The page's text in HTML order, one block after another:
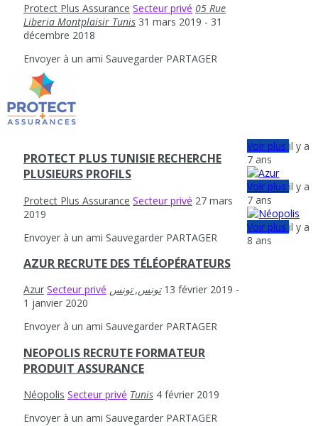
Protect Plus Assurance Secteur privé 05 Rue
Liberia Montplaisir Tunis 31 mars 2019 - 31
décembre 2018
Envoyer à un ami Sauvegarder PARTAGER
PROTECT PLUS TUNISIE RECHERCHE
PLUSIEURS PROFILS
Protect Plus Assurance Secteur privé 27 mars
2019
Envoyer à un ami Sauvegarder PARTAGER
Voir plusil y a
7 ans
AZUR RECRUTE DES TÉLÉOPÉRATEURS
Azur Secteur privé 13 février 2019 -
1 janvier 2020
Envoyer à un ami Sauvegarder PARTAGER
Voir plusil y a
7 ans
NEOPOLIS RECRUTE FORMATEUR
PRODUIT ASSURANCE
Néopolis Secteur privé Tunis 4 février 2019
Envoyer à un ami Sauvegarder PARTAGER
Voir plusil y a
8 ans